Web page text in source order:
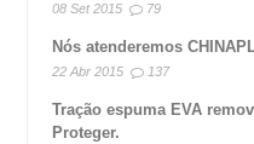
08 Set 2015 79
Nós atenderemos
22 Abr 2015 137
Tração espuma EVA
Proteger.